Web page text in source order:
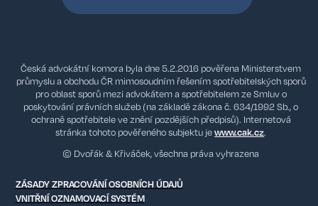
Česká advokátní komora byla dne 5.2.2016 pověřena Ministerstvem
průmyslu a obchodu ČR mimosoudním řešením spotřebitelských sporů
pro oblast sporů mezi advokátem a spotřebitelem ze Smluv o
poskytování právních služeb (na základě zákona č. 634/1992 Sb., o
ochraně spotřebitele ve znění pozdějších předpisů). Internetová
stránka tohoto pověřeného subjektu jewww.cak.cz.
© Dvořák & Křiváček, všechna práva vyhrazena
ZÁSADY ZPRACOVÁNÍ OSOBNÍCH ÚDAJŮ
VNITŘNÍ OZNAMOVACÍ SYSTÉM